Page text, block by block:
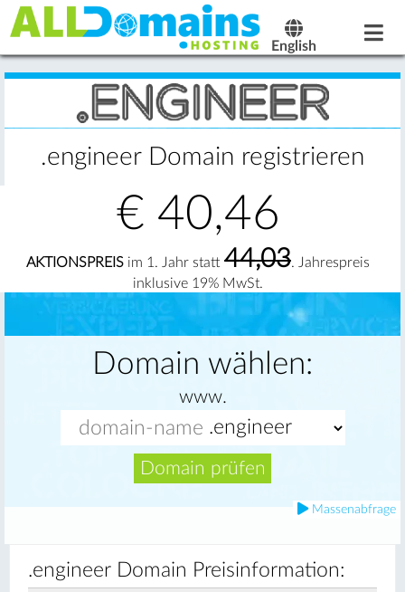
English
.engineer Domain registrieren
€ 40,46
AKTIONSPREIS im 1. Jahr statt 44,03. Jahrespreis
inklusive 19% MwSt.
Domain wählen:
www.
Domain prüfen
Massenabfrage
.engineer Domain Preisinformation: